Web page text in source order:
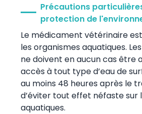
Précautions
protection de
Le médicament vétérinaire
les organismes aquatiques.
ne doivent en aucun cas être
accès à tout type d’eau de
au moins 48 heures après le
d’éviter tout effet néfaste sur
aquatiques.